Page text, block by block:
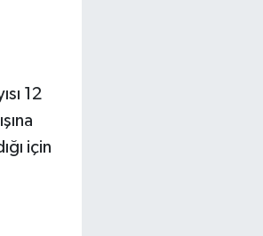
12
için